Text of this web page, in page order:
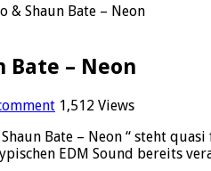
& Shaun Bate – Neon
Bate – Neon
1,512 Views
Bate – Neon “ steht
EDM Sound bereits